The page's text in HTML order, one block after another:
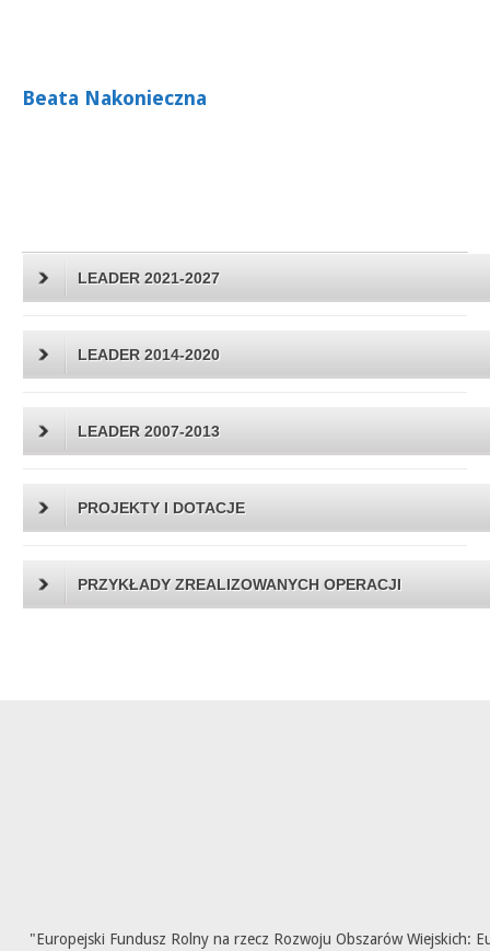
Beata Nakonieczna
LEADER 2021-2027
LEADER 2014-2020
LEADER 2007-2013
PROJEKTY I DOTACJE
PRZYKŁADY ZREALIZOWANYCH OPERACJI
"Europejski Fundusz Rolny na rzecz Rozwoju Obszarów Wiejskich: